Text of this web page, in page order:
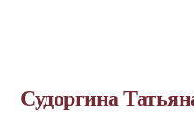
Судоргина